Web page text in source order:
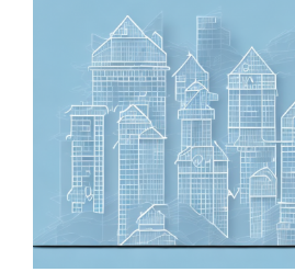
Hausratversicherung
Berufsunfähigkeitsversicherung
Weitere Tarifvergleiche
Hilfe und Kontakt
grösseres